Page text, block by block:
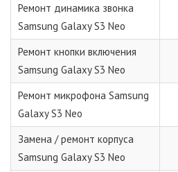
Ремонт динамика звонка
Samsung Galaxy S3 Neo
Ремонт кнопки включения
Samsung Galaxy S3 Neo
Ремонт микрофона Samsung
Galaxy S3 Neo
Замена / ремонт корпуса
Samsung Galaxy S3 Neo